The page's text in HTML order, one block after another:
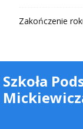
Zakończenie
Szkoła